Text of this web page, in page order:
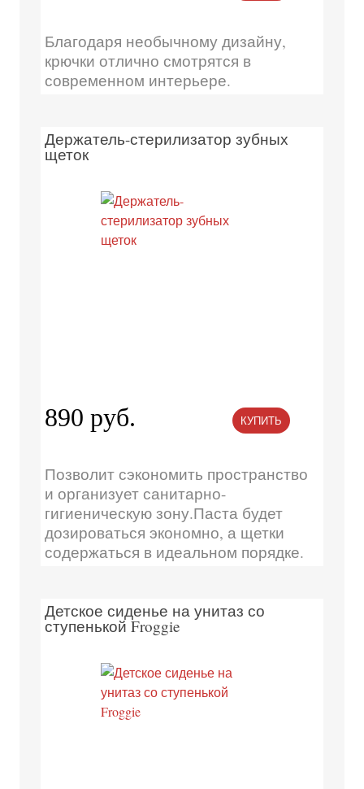
Благодаря необычному дизайну,
крючки отлично смотрятся в
современном интерьере.
Держатель-стерилизатор зубных
щеток
890 руб. КУПИТЬ
Позволит сэкономить пространство
и организует санитарно-
гигиеническую зону.Паста будет
дозироваться экономно, а щетки
содержаться в идеальном порядке.
Детское сиденье на унитаз со
ступенькой Froggie